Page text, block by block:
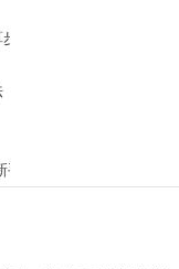
骤
快速入门指南